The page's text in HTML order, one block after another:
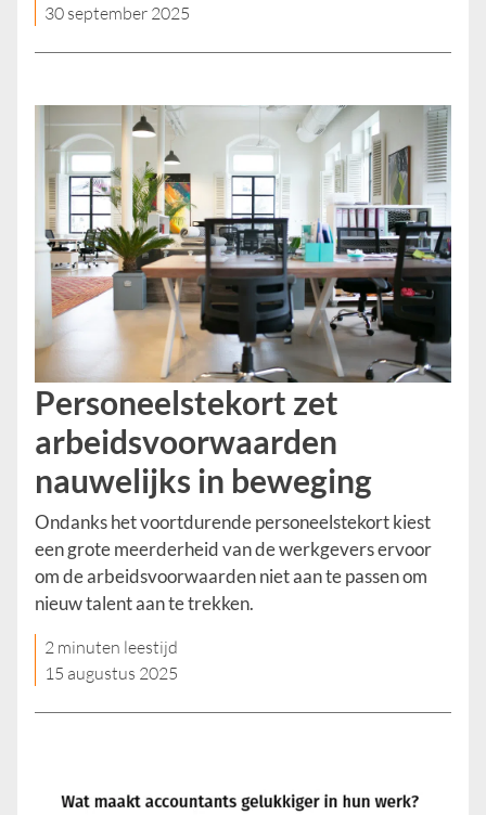
30 september 2025
Personeelstekort zet
arbeidsvoorwaarden
nauwelijks in beweging
Ondanks het voortdurende personeelstekort kiest
een grote meerderheid van de werkgevers ervoor
om de arbeidsvoorwaarden niet aan te passen om
nieuw talent aan te trekken.
2 minuten leestijd
15 augustus 2025